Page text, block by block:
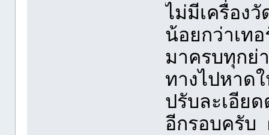
ไม่มีเครื่อง
น้อยกว่าเท
มาครบทุกย่
ทางไปหาด
ปรับละเอีย
อีกรอบครับ